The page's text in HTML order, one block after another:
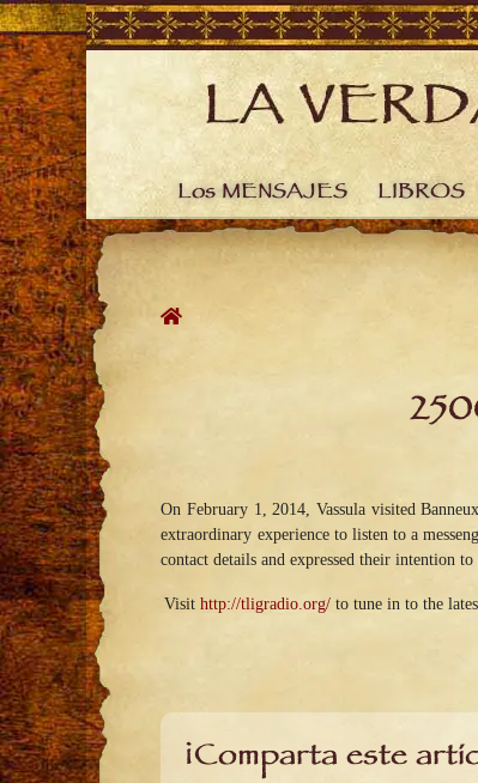
Skip
to
content
Los MENSAJES LIBROS
On February 1, 2014, Vassula visited
extraordinary experience to listen to a
contact details and expressed their intention
Visithttp://tligradio.org/ to tune in to the
¡Comparta este